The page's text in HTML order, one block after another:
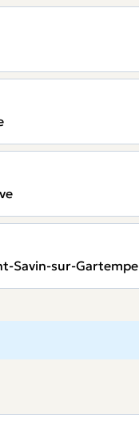
Savin-sur-Gartempe